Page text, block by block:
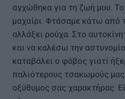
αγχώθηκα για τη ζωή μου.
μαχαίρι. Φτάσαμε κάτω από
αλλάξει ρούχα. Στο
και να καλέσω την
καταβάλει ο φόβος γιατί
παλιότερους τσακωμούς
οξύθυμος σας χαρακτήρας.